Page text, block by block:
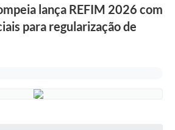
lança REFIM 2026 com
para regularização de